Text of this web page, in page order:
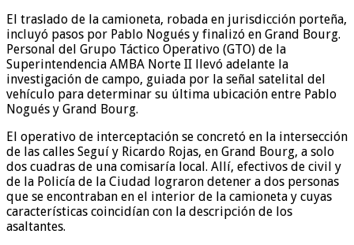
El traslado de la camioneta, robada en jurisdicción porteña,
incluyó pasos por Pablo Nogués y finalizó en Grand Bourg.
Personal del Grupo Táctico Operativo (GTO) de la
Superintendencia AMBA Norte II llevó adelante la
investigación de campo, guiada por la señal satelital del
vehículo para determinar su última ubicación entre Pablo
Nogués y Grand Bourg.
El operativo de interceptación se concretó en la intersección
de las calles Seguí y Ricardo Rojas, en Grand Bourg, a solo
dos cuadras de una comisaría local. Allí, efectivos de civil y
de la Policía de la Ciudad lograron detener a dos personas
que se encontraban en el interior de la camioneta y cuyas
características coincidían con la descripción de los
asaltantes.